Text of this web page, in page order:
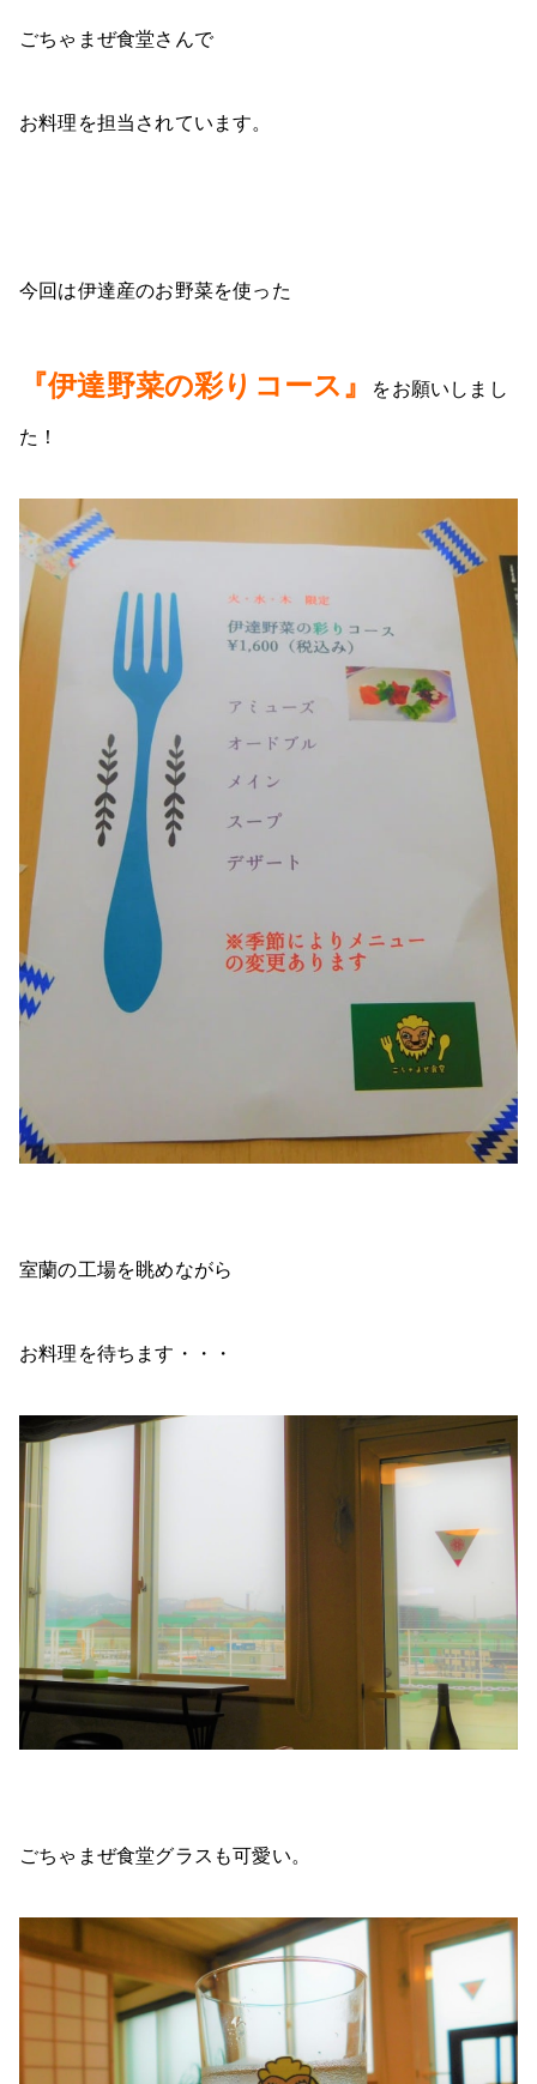
ごちゃまぜ食堂さんで
お料理を担当されています。
今回は伊達産のお野菜を使った
『伊達野菜の彩りコース』
をお願いしまし
た！
室蘭の工場を眺めながら
お料理を待ちます・・・
ごちゃまぜ食堂グラスも可愛い。